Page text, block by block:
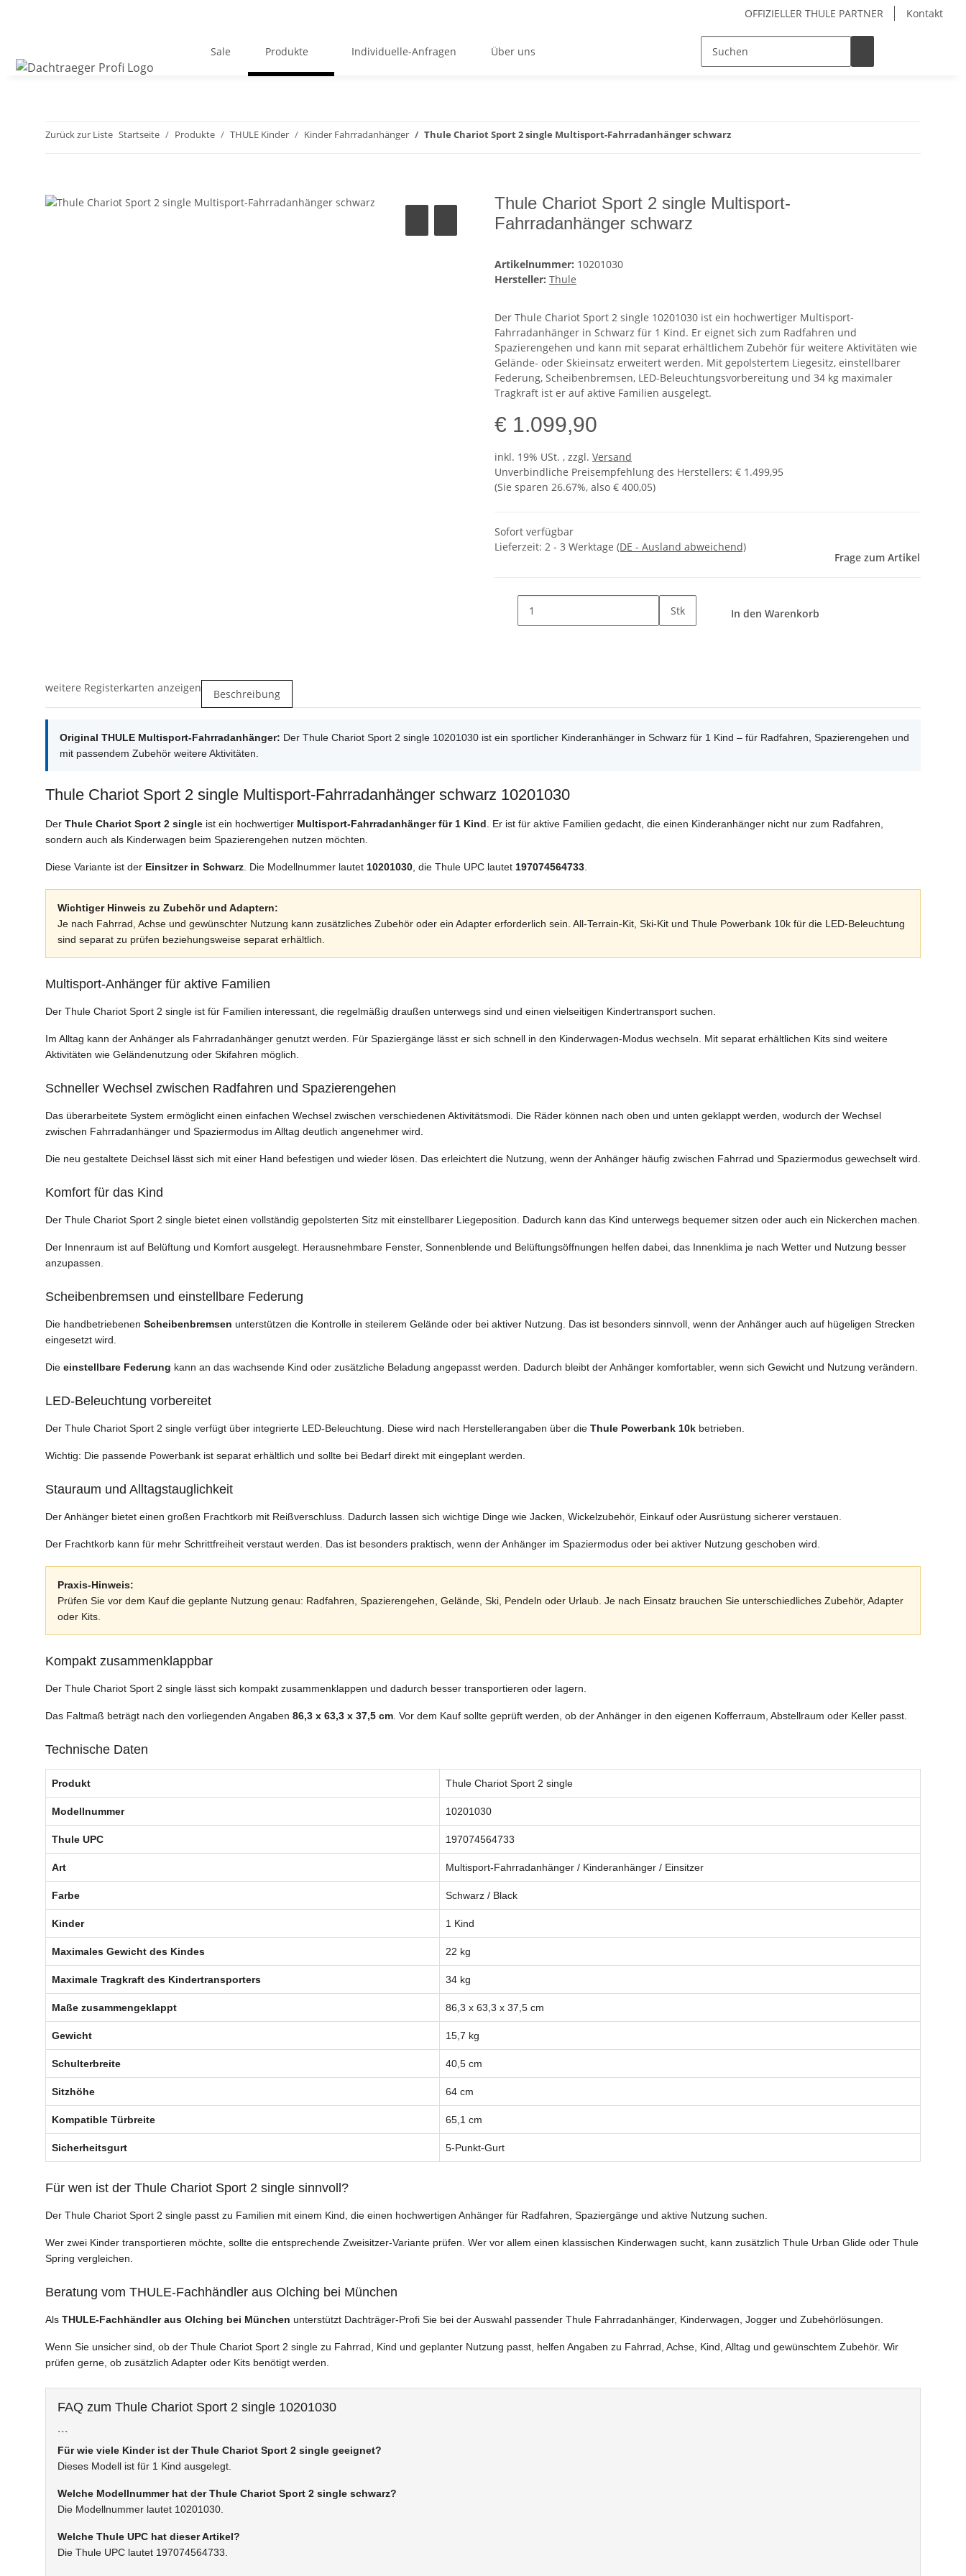
OFFIZIELLER THULE PARTNER Kontakt
Sale Produkte Individuelle-Anfragen Über uns
Zurück zur Liste Startseite Produkte THULE Kinder Kinder Fahrradanhänger Thule Chariot Sport 2 single Multisport-Fahrradanhänger schwarz
Thule Chariot Sport 2 single Multisport-
Fahrradanhänger schwarz
Artikelnummer: 10201030
Hersteller: Thule
Der Thule Chariot Sport 2 single 10201030 ist ein hochwertiger Multisport-
Fahrradanhänger in Schwarz für 1 Kind. Er eignet sich zum Radfahren und
Spazierengehen und kann mit separat erhältlichem Zubehör für weitere Aktivitäten wie
Gelände- oder Skieinsatz erweitert werden. Mit gepolstertem Liegesitz, einstellbarer
Federung, Scheibenbremsen, LED-Beleuchtungsvorbereitung und 34 kg maximaler
Tragkraft ist er auf aktive Familien ausgelegt.
€ 1.099,90
inkl. 19% USt. , zzgl. Versand
Unverbindliche Preisempfehlung des Herstellers: € 1.499,95
(Sie sparen 26.67%, also € 400,05)
Sofort verfügbar
Lieferzeit: 2 - 3 Werktage (DE - Ausland abweichend)
Frage zum Artikel
Stk In den Warenkorb
weitere Registerkarten anzeigen Beschreibung
Original THULE Multisport-Fahrradanhänger: Der Thule Chariot Sport 2 single 10201030 ist ein sportlicher Kinderanhänger in Schwarz für 1 Kind – für Radfahren, Spazierengehen und
mit passendem Zubehör weitere Aktivitäten.
Thule Chariot Sport 2 single Multisport-Fahrradanhänger schwarz 10201030
Der Thule Chariot Sport 2 single ist ein hochwertiger Multisport-Fahrradanhänger für 1 Kind. Er ist für aktive Familien gedacht, die einen Kinderanhänger nicht nur zum Radfahren,
sondern auch als Kinderwagen beim Spazierengehen nutzen möchten.
Diese Variante ist der Einsitzer in Schwarz. Die Modellnummer lautet 10201030, die Thule UPC lautet 197074564733.
Wichtiger Hinweis zu Zubehör und Adaptern:
Je nach Fahrrad, Achse und gewünschter Nutzung kann zusätzliches Zubehör oder ein Adapter erforderlich sein. All-Terrain-Kit, Ski-Kit und Thule Powerbank 10k für die LED-Beleuchtung
sind separat zu prüfen beziehungsweise separat erhältlich.
Multisport-Anhänger für aktive Familien
Der Thule Chariot Sport 2 single ist für Familien interessant, die regelmäßig draußen unterwegs sind und einen vielseitigen Kindertransport suchen.
Im Alltag kann der Anhänger als Fahrradanhänger genutzt werden. Für Spaziergänge lässt er sich schnell in den Kinderwagen-Modus wechseln. Mit separat erhältlichen Kits sind weitere
Aktivitäten wie Geländenutzung oder Skifahren möglich.
Schneller Wechsel zwischen Radfahren und Spazierengehen
Das überarbeitete System ermöglicht einen einfachen Wechsel zwischen verschiedenen Aktivitätsmodi. Die Räder können nach oben und unten geklappt werden, wodurch der Wechsel
zwischen Fahrradanhänger und Spaziermodus im Alltag deutlich angenehmer wird.
Die neu gestaltete Deichsel lässt sich mit einer Hand befestigen und wieder lösen. Das erleichtert die Nutzung, wenn der Anhänger häufig zwischen Fahrrad und Spaziermodus gewechselt wird.
Komfort für das Kind
Der Thule Chariot Sport 2 single bietet einen vollständig gepolsterten Sitz mit einstellbarer Liegeposition. Dadurch kann das Kind unterwegs bequemer sitzen oder auch ein Nickerchen machen.
Der Innenraum ist auf Belüftung und Komfort ausgelegt. Herausnehmbare Fenster, Sonnenblende und Belüftungsöffnungen helfen dabei, das Innenklima je nach Wetter und Nutzung besser
anzupassen.
Scheibenbremsen und einstellbare Federung
Die handbetriebenen Scheibenbremsen unterstützen die Kontrolle in steilerem Gelände oder bei aktiver Nutzung. Das ist besonders sinnvoll, wenn der Anhänger auch auf hügeligen Strecken
eingesetzt wird.
Die einstellbare Federung kann an das wachsende Kind oder zusätzliche Beladung angepasst werden. Dadurch bleibt der Anhänger komfortabler, wenn sich Gewicht und Nutzung verändern.
LED-Beleuchtung vorbereitet
Der Thule Chariot Sport 2 single verfügt über integrierte LED-Beleuchtung. Diese wird nach Herstellerangaben über die Thule Powerbank 10k betrieben.
Wichtig: Die passende Powerbank ist separat erhältlich und sollte bei Bedarf direkt mit eingeplant werden.
Stauraum und Alltagstauglichkeit
Der Anhänger bietet einen großen Frachtkorb mit Reißverschluss. Dadurch lassen sich wichtige Dinge wie Jacken, Wickelzubehör, Einkauf oder Ausrüstung sicherer verstauen.
Der Frachtkorb kann für mehr Schrittfreiheit verstaut werden. Das ist besonders praktisch, wenn der Anhänger im Spaziermodus oder bei aktiver Nutzung geschoben wird.
Praxis-Hinweis:
Prüfen Sie vor dem Kauf die geplante Nutzung genau: Radfahren, Spazierengehen, Gelände, Ski, Pendeln oder Urlaub. Je nach Einsatz brauchen Sie unterschiedliches Zubehör, Adapter
oder Kits.
Kompakt zusammenklappbar
Der Thule Chariot Sport 2 single lässt sich kompakt zusammenklappen und dadurch besser transportieren oder lagern.
Das Faltmaß beträgt nach den vorliegenden Angaben 86,3 x 63,3 x 37,5 cm. Vor dem Kauf sollte geprüft werden, ob der Anhänger in den eigenen Kofferraum, Abstellraum oder Keller passt.
Technische Daten
Produkt Thule Chariot Sport 2 single
Modellnummer 10201030
Thule UPC 197074564733
Art Multisport-Fahrradanhänger / Kinderanhänger / Einsitzer
Farbe Schwarz / Black
Kinder 1 Kind
Maximales Gewicht des Kindes 22 kg
Maximale Tragkraft des Kindertransporters 34 kg
Maße zusammengeklappt 86,3 x 63,3 x 37,5 cm
Gewicht 15,7 kg
Schulterbreite 40,5 cm
Sitzhöhe 64 cm
Kompatible Türbreite 65,1 cm
Sicherheitsgurt 5-Punkt-Gurt
Für wen ist der Thule Chariot Sport 2 single sinnvoll?
Der Thule Chariot Sport 2 single passt zu Familien mit einem Kind, die einen hochwertigen Anhänger für Radfahren, Spaziergänge und aktive Nutzung suchen.
Wer zwei Kinder transportieren möchte, sollte die entsprechende Zweisitzer-Variante prüfen. Wer vor allem einen klassischen Kinderwagen sucht, kann zusätzlich Thule Urban Glide oder Thule
Spring vergleichen.
Beratung vom THULE-Fachhändler aus Olching bei München
Als THULE-Fachhändler aus Olching bei München unterstützt Dachträger-Profi Sie bei der Auswahl passender Thule Fahrradanhänger, Kinderwagen, Jogger und Zubehörlösungen.
Wenn Sie unsicher sind, ob der Thule Chariot Sport 2 single zu Fahrrad, Kind und geplanter Nutzung passt, helfen Angaben zu Fahrrad, Achse, Kind, Alltag und gewünschtem Zubehör. Wir
prüfen gerne, ob zusätzlich Adapter oder Kits benötigt werden.
FAQ zum Thule Chariot Sport 2 single 10201030
```
Für wie viele Kinder ist der Thule Chariot Sport 2 single geeignet?
Dieses Modell ist für 1 Kind ausgelegt.
Welche Modellnummer hat der Thule Chariot Sport 2 single schwarz?
Die Modellnummer lautet 10201030.
Welche Thule UPC hat dieser Artikel?
Die Thule UPC lautet 197074564733.